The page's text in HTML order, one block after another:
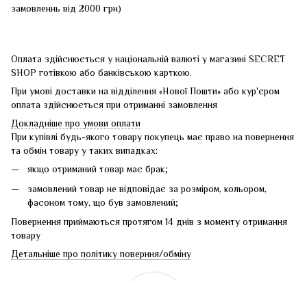
замовленнь від 2000 грн)
Оплата здійснюється у національній валюті у магазині SECRET
SHOP готівкою або банківською карткою.
При умові доставки на відділення «Нової Пошти» або кур'єром
оплата здійснюється при отриманні замовлення
Докладніше про умови оплати
При купівлі будь-якого товару покупець має право на повернення
та обмін товару у таких випадках:
якщо отриманий товар має брак;
замовлений товар не відповідає за розміром, кольором,
фасоном тому, що був замовлений;
Повернення приймаються протягом 14 днів з моменту отримання
товару
Детальніше про політику поверння/обміну